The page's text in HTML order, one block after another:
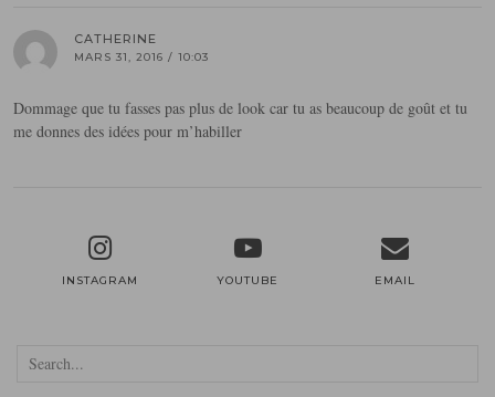
CATHERINE
MARS 31, 2016 / 10:03
Dommage que tu fasses pas plus de look car tu as beaucoup de goût et tu
me donnes des idées pour m’habiller
INSTAGRAM YOUTUBE EMAIL